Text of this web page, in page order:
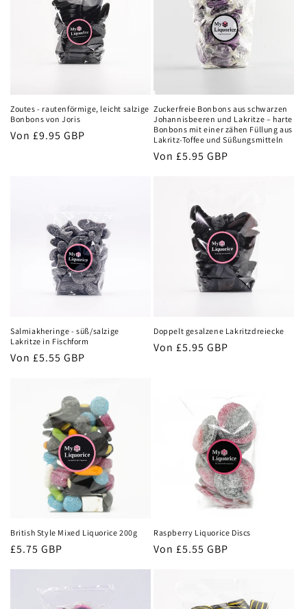
Zoutes - rautenförmige, leicht salzige
Bonbons von Joris
Normaler
Von £9.95 GBP
Zuckerfreie Bonbons aus schwarzen
Johannisbeeren und Lakritze – harte
Bonbons mit einer zähen Füllung aus
Lakritz-Toffee und Süßungsmitteln
Normaler
Von £5.95 GBP
Salmiakheringe - süß/salzige
Lakritze in Fischform
Normaler
Von £5.55 GBP
Doppelt gesalzene Lakritzdreiecke
Normaler
Von £5.95 GBP
British Style Mixed Liquorice 200g
Normaler
£5.75 GBP
Raspberry Liquorice Discs
Normaler
Von £5.55 GBP